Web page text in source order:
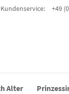
Kundenservice: +49
Alter